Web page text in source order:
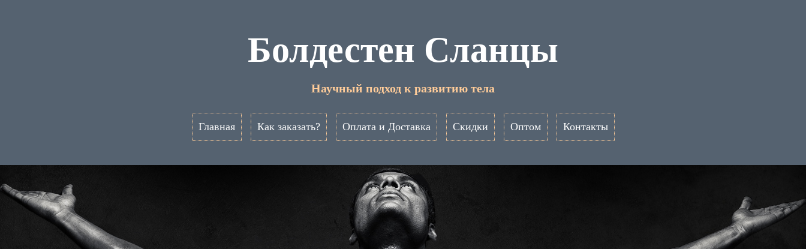
Болдестен Сланцы
Научный подход к развитию тела
Главная Как заказать? Оплата и Доставка Скидки Оптом Контакты